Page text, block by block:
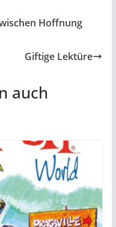
Hoffnung
Giftige Lektüre
auch